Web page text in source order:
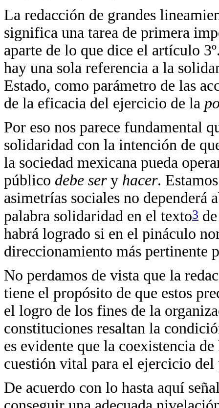
La redacción de grandes
significa una tarea de primera
aparte de lo que dice el artículo
hay una sola referencia a la
Estado, como parámetro de las
de la eficacia del ejercicio de la
Por eso nos parece fundamental
solidaridad con la intención de
la sociedad mexicana pueda
público debe ser y hacer.
asimetrías sociales no dependerá
palabra solidaridad en el texto3
habrá logrado si en el pináculo
direccionamiento más pertinente
No perdamos de vista que la
tiene el propósito de que estos
el logro de los fines de la
constituciones resaltan la
es evidente que la coexistencia
cuestión vital para el ejercicio del
De acuerdo con lo hasta aquí